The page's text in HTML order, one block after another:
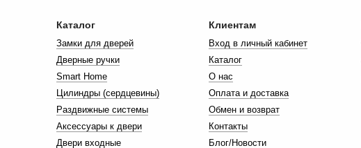
Каталог
Замки для дверей
Дверные ручки
Smart Home
Цилиндры (сердцевины)
Раздвижные системы
Аксессуары к двери
Двери входные
Клиентам
Вход в личный кабинет
Каталог
О нас
Оплата и доставка
Обмен и возврат
Контакты
Блог/Новости